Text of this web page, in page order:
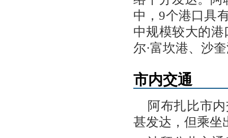
中，9个港口具
中规模较大的
尔·富坎港、沙
市内交通
阿布扎比市
甚发达，但乘坐